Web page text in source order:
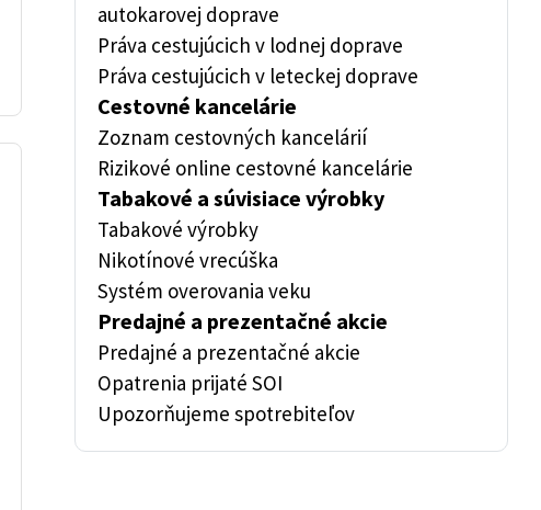
autokarovej doprave
Práva cestujúcich v lodnej doprave
Práva cestujúcich v leteckej doprave
Cestovné kancelárie
Zoznam cestovných kancelárií
Rizikové online cestovné kancelárie
Tabakové a súvisiace výrobky
Tabakové výrobky
Nikotínové vrecúška
Systém overovania veku
Predajné a prezentačné akcie
Predajné a prezentačné akcie
Opatrenia prijaté SOI
Upozorňujeme spotrebiteľov